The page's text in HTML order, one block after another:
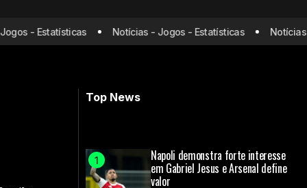
Taremi, da
184 jogos, 70 gols e contrato
renovado: os números de Yuri Alberto
no Timão
- Estatísticas Notícias - Jogos - Estatísticas Notícias -
Top News
Napoli demonstra forte interesse
em Gabriel Jesus e Arsenal define
valor